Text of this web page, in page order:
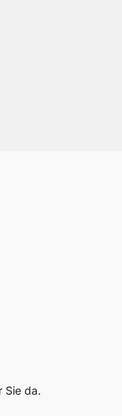
Sie da.